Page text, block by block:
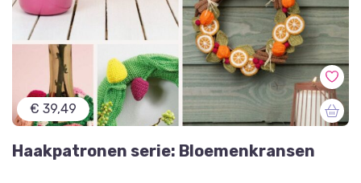
€ 39,49
Haakpatronen serie: Bloemenkransen